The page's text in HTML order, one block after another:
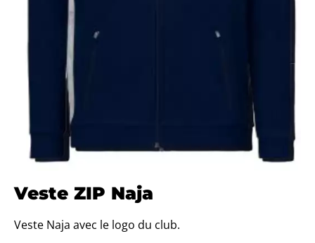
Veste ZIP Naja
Veste Naja avec le logo du club.